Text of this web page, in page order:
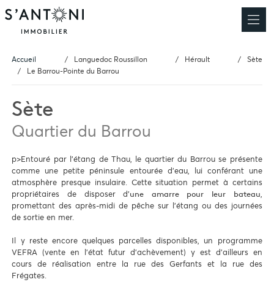
Accueil Languedoc Roussillon Hérault
Sète
Le Barrou-Pointe du Barrou
Sète
Quartier du Barrou
p>Entouré par l'étang de Thau, le quartier du Barrou se présente
comme une petite péninsule entourée d'eau, lui conférant une
atmosphère presque insulaire. Cette situation permet à certains
propriétaires de disposer d'une amarre pour leur bateau,
promettant des après-midi de pêche sur l'étang ou des journées
de sortie en mer.
Il y reste encore quelques parcelles disponibles, un programme
VEFRA (vente en l'état futur d'achèvement) y est d'ailleurs en
cours de réalisation entre la rue des Gerfants et la rue des
Frégates.